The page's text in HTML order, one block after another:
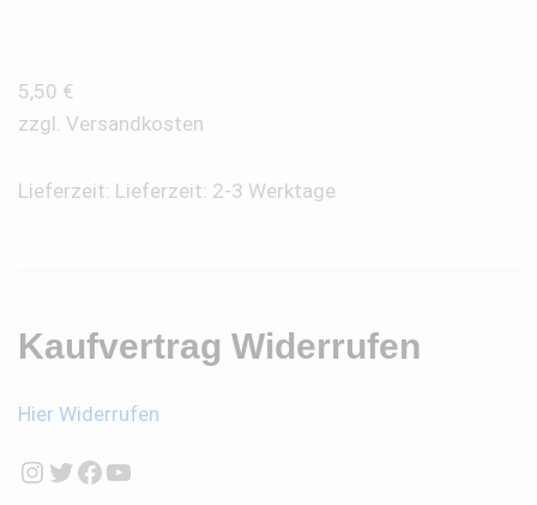
5,50 €
zzgl. Versandkosten
Lieferzeit: Lieferzeit: 2-3 Werktage
Kaufvertrag Widerrufen
Hier Widerrufen
Instagram
Twitter
Facebook
YouTube